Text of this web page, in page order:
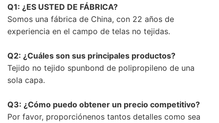
Q1: ¿ES USTED DE FÁBRICA?
Somos una fábrica de China, con 22 años de
experiencia en el campo de telas no tejidas.
Q2: ¿Cuáles son sus principales productos?
Tejido no tejido spunbond de polipropileno de una
sola capa.
Q3: ¿Cómo puedo obtener un precio competitivo?
Por favor, proporciónenos tantos detalles como sea